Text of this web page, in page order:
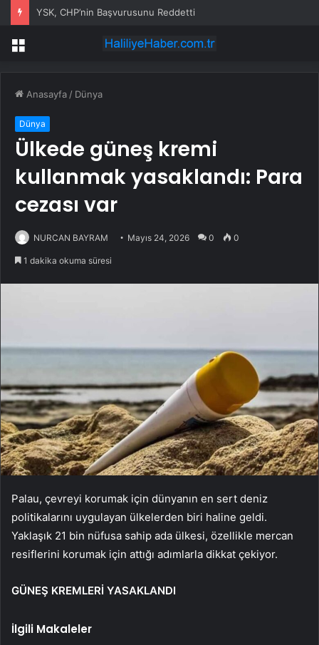
YSK, CHP’nin Başvurusunu Reddetti
Menü
Anasayfa / Dünya
Dünya
Ülkede güneş kremi
kullanmak yasaklandı: Para
cezası var
NURCAN BAYRAM Mayıs 24, 2026 0 0
1 dakika okuma süresi
Palau, çevreyi korumak için dünyanın en sert deniz
politikalarını uygulayan ülkelerden biri haline geldi.
Yaklaşık 21 bin nüfusa sahip ada ülkesi, özellikle mercan
resiflerini korumak için attığı adımlarla dikkat çekiyor.
GÜNEŞ KREMLERİ YASAKLANDI
İlgili Makaleler